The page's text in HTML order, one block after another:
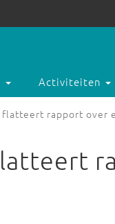
Activiteiten
flatteert rapport over